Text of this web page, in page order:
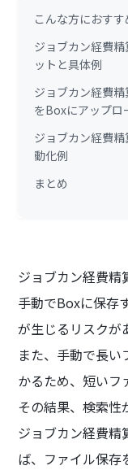
こんな方におすす
ジョブカン経費
ットと具体例
ジョブカン経費
をBoxにアップロ
ジョブカン経費
動化例
まとめ
ジョブカン経費精
手動でBoxに保存
が生じるリスクが
また、手動で長
かるため、短いフ
その結果、検索性
ジョブカン経費
ば、ファイル保存